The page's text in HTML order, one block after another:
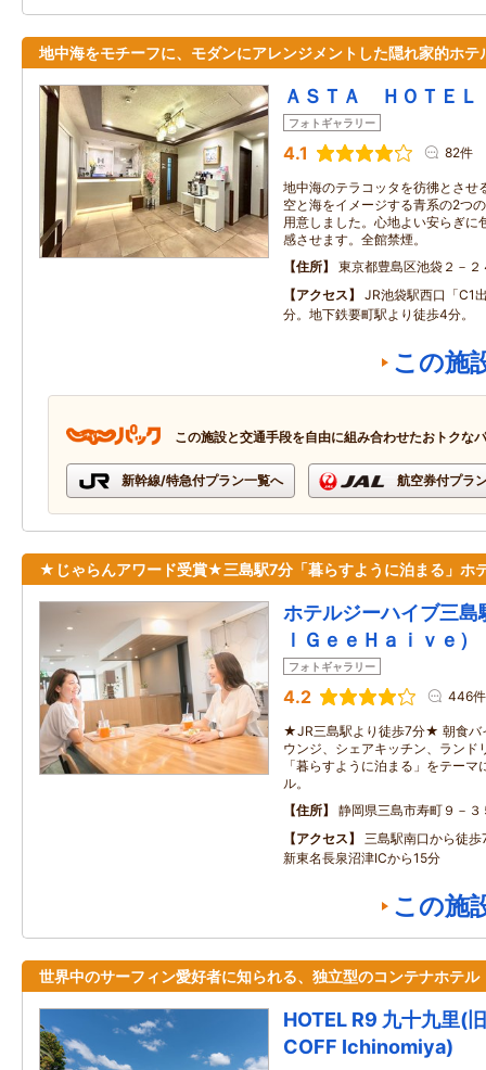
地中海をモチーフに、モダンにアレンジメントした隠れ家的ホテ
ＡＳＴＡ ＨＯＴＥＬ
フォトギャラリー
4.1 82件
地中海のテラコッタを彷彿とさせ
空と海をイメージする青系の2つ
用意しました。心地よい安らぎに
感させます。全館禁煙。
住所
東京都豊島区池袋２－２
アクセス
JR池袋駅西口「C1
分。地下鉄要町駅より徒歩4分。
この施
この施設と交通手段を自由に組み合わせたおトクな
新幹線/特急付プラン一覧へ 航空券付プラ
★じゃらんアワード受賞★三島駅7分「暮らすように泊まる」ホ
ホテルジーハイブ三島
ｌＧｅｅＨａｉｖｅ）
フォトギャラリー
4.2 446件
★JR三島駅より徒歩7分★ 朝食バ
ウンジ、シェアキッチン、ランド
「暮らすように泊まる」をテー
ル。
住所
静岡県三島市寿町９－３
アクセス
三島駅南口から徒
新東名長泉沼津ICから15分
この施
世界中のサーフィン愛好者に知られる、独立型のコンテナホテル
HOTEL R9 九十九里(
COFF Ichinomiya)